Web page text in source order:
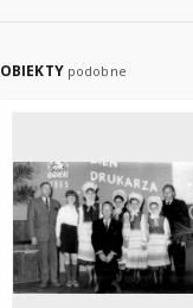
OBIEKTY podobne